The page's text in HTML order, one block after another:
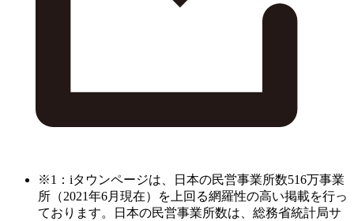
※1：iタウンページは、日本の民営事業所数516万事業
所（2021年6月現在）を上回る網羅性の高い掲載を行っ
ております。日本の民営事業所数は、総務省統計局サ